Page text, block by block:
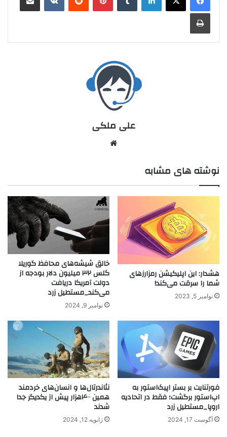
علی ملکی
نوشته های مشابه
هشدار: این اپلیکیشن رمزارزهای
شما را سرقت می‌کند!
نوامبر 5, 2023
خالق شیشه‌های محافظ گوریلا
گلس ۳۲ میلیون دلار بودجه از
دولت آمریکا دریافت
می‌کند_مستطیل زرد
نوامبر 9, 2024
فورتنایت بر بستر اپیک‌استور به
اپ‌استور برگشت؛ فقط در اتحادیه
اروپا_مستطیل زرد
آگوست 17, 2024
نئاندرتال‌ها و انسان‌های خردمند
همین ۴۰۰هزار پیش از یکدیگر جدا
شدند
ژانویه 12, 2024